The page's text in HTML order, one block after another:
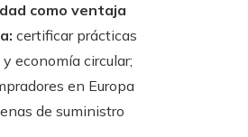
como ventaja
certificar prácticas
economía circular;
en Europa
de suministro